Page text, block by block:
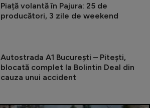
Piață volantă în Pajura: 25 de
producători, 3 zile de weekend
Autostrada A1 București – Pitești,
blocată complet la Bolintin Deal din
cauza unui accident